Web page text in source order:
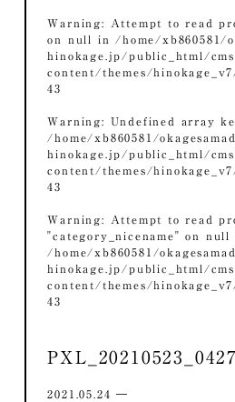
Warning: Attempt to read
on null in /home/xb860581/
hinokage.jp/public_html/
content/themes/
43
Warning: Undefined array
/home/xb860581/
hinokage.jp/public_html/
content/themes/
43
Warning: Attempt to read
"category_nicename" on null
/home/xb860581/
hinokage.jp/public_html/
content/themes/
43
2021.05.24 ―